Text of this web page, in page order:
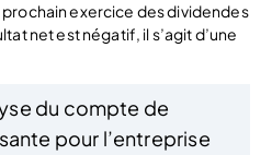
exercice des dividendes
net est négatif, il s’agit d’une
du compte de
pour l’entreprise